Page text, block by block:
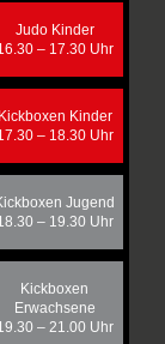
Judo Kinder
– 17.30 Uhr
Kickboxen Kinder
– 18.30 Uhr
Jugend
– 19.30 Uhr
Kickboxen
Erwachsene
– 21.00 Uhr